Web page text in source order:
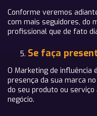
Conforme veremos
com mais seguidores, do
profissional que de fato
Se faça
O Marketing de influência
presença da sua marca
do seu produto ou
negócio.